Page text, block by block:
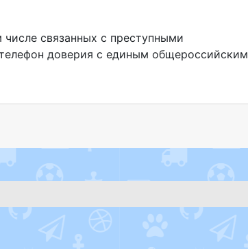
связанных с преступными
доверия с единым общероссийским